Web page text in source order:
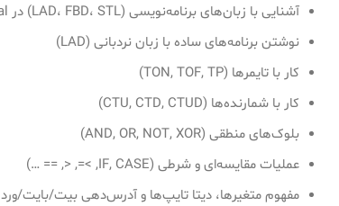
آشنایی با زبان‌های برنامه‌نویسی (LAD، FBD، STL) در TIA Portal
نوشتن برنامه‌های ساده با زبان نردبانی (LAD)
کار با تایمرها (TON, TOF, TP)
کار با شمارنده‌ها (CTU, CTD, CTUD)
بلوک‌های منطقی (AND, OR, NOT, XOR)
عملیات مقایسه‌ای و شرطی (IF, CASE, >=, <, == …)
مفهوم متغیرها، دیتا تایپ‌ها و آدرس‌دهی بیت/بایت/ورد